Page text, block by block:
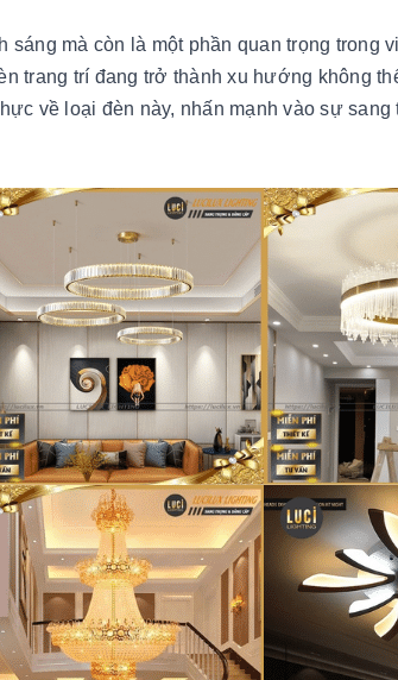
mà còn là một phần quan trọng
trang trí đang trở thành xu hướng không
về loại đèn này, nhấn mạnh vào sự